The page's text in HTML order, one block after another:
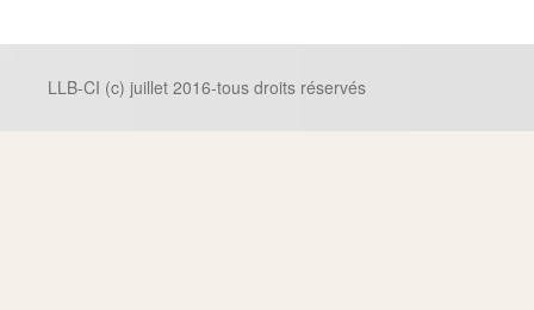
LLB-CI (c) juillet 2016-tous droits réservés